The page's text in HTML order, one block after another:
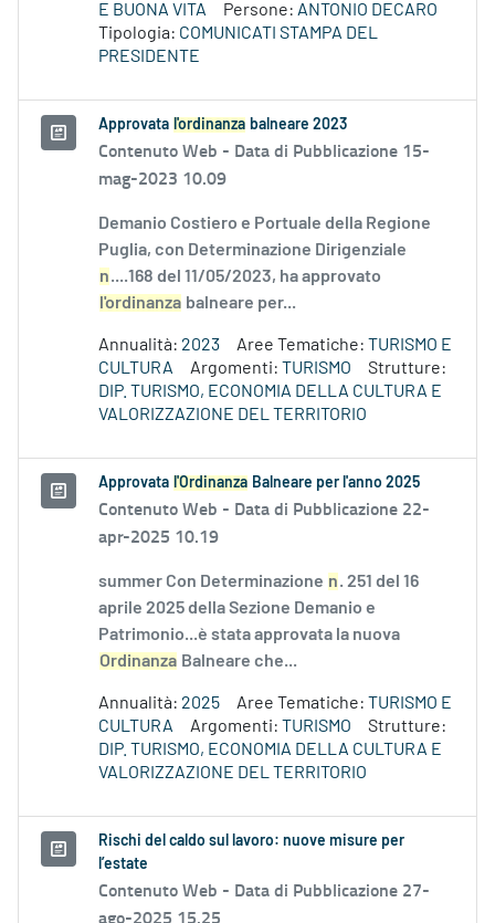
E BUONA VITA
Persone: ANTONIO DECARO
Tipologia: COMUNICATI STAMPA DEL
PRESIDENTE
Approvata l'ordinanza balneare 2023
Contenuto Web - Data di Pubblicazione 15-
mag-2023 10.09
Demanio Costiero e Portuale della Regione
Puglia, con Determinazione Dirigenziale
n....168 del 11/05/2023, ha approvato
l'ordinanza balneare per...
Annualità: 2023 Aree Tematiche: TURISMO E
CULTURA
Argomenti: TURISMO
Strutture:
DIP. TURISMO, ECONOMIA DELLA CULTURA E
VALORIZZAZIONE DEL TERRITORIO
Approvata l'Ordinanza Balneare per l'anno 2025
Contenuto Web - Data di Pubblicazione 22-
apr-2025 10.19
summer Con Determinazione n. 251 del 16
aprile 2025 della Sezione Demanio e
Patrimonio...è stata approvata la nuova
Ordinanza Balneare che...
Annualità: 2025 Aree Tematiche: TURISMO E
CULTURA
Argomenti: TURISMO
Strutture:
DIP. TURISMO, ECONOMIA DELLA CULTURA E
VALORIZZAZIONE DEL TERRITORIO
Rischi del caldo sul lavoro: nuove misure per
l’estate
Contenuto Web - Data di Pubblicazione 27-
ago-2025 15.25